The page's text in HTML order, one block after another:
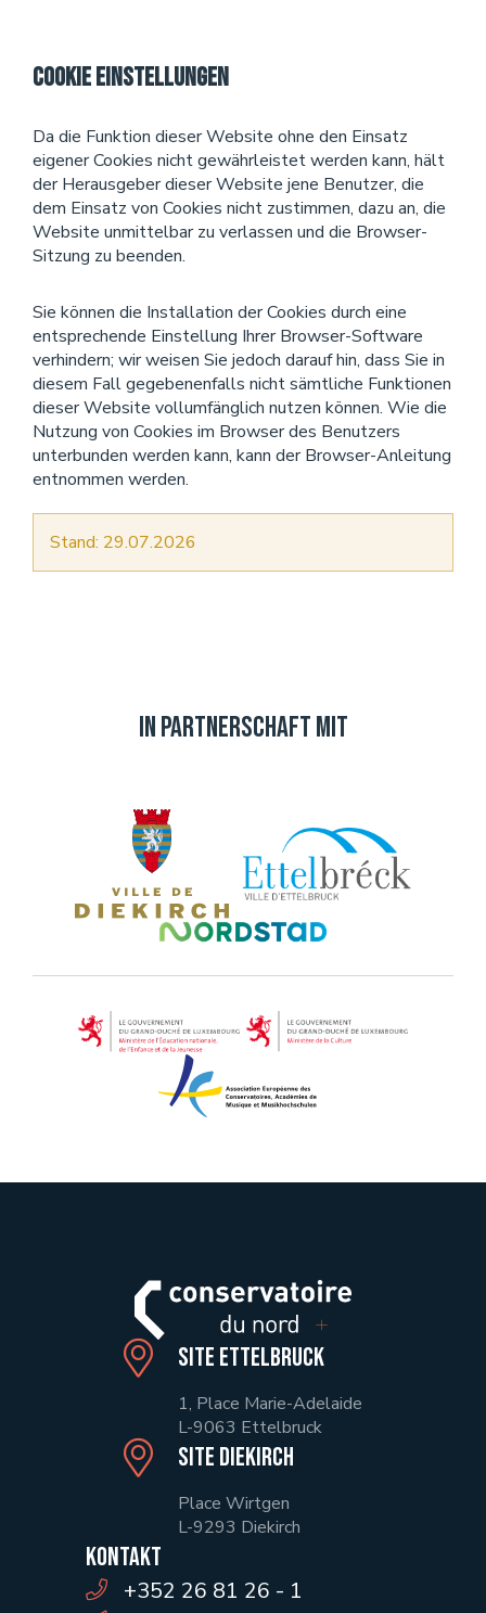
Cookie Einstellungen
Da die Funktion dieser Website ohne den Einsatz
eigener Cookies nicht gewährleistet werden kann, hält
der Herausgeber dieser Website jene Benutzer, die
dem Einsatz von Cookies nicht zustimmen, dazu an, die
Website unmittelbar zu verlassen und die Browser-
Sitzung zu beenden.
Sie können die Installation der Cookies durch eine
entsprechende Einstellung Ihrer Browser-Software
verhindern; wir weisen Sie jedoch darauf hin, dass Sie in
diesem Fall gegebenenfalls nicht sämtliche Funktionen
dieser Website vollumfänglich nutzen können. Wie die
Nutzung von Cookies im Browser des Benutzers
unterbunden werden kann, kann der Browser-Anleitung
entnommen werden.
Stand: 29.07.2026
In Partnerschaft mit
Site Ettelbruck
1, Place Marie-Adelaide
L-9063 Ettelbruck
Site Diekirch
Place Wirtgen
L-9293 Diekirch
Kontakt
+352 26 81 26 - 1